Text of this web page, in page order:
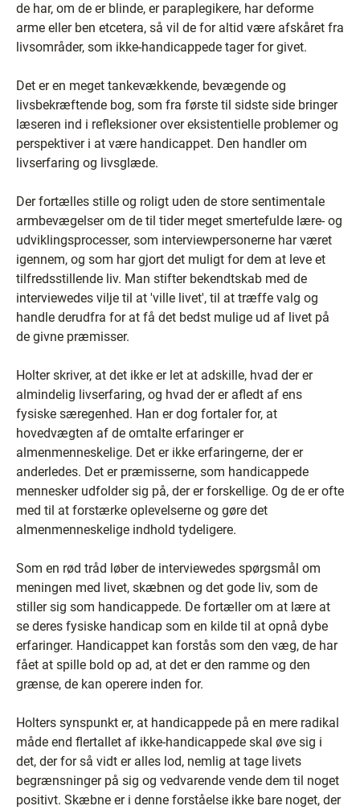
de har, om de er blinde, er paraplegikere, har deforme
arme eller ben etcetera, så vil de for altid være afskåret fra
livsområder, som ikke-handicappede tager for givet.
Det er en meget tankevækkende, bevægende og
livsbekræftende bog, som fra første til sidste side bringer
læseren ind i refleksioner over eksistentielle problemer og
perspektiver i at være handicappet. Den handler om
livserfaring og livsglæde.
Der fortælles stille og roligt uden de store sentimentale
armbevægelser om de til tider meget smertefulde lære- og
udviklingsprocesser, som interviewpersonerne har været
igennem, og som har gjort det muligt for dem at leve et
tilfredsstillende liv. Man stifter bekendtskab med de
interviewedes vilje til at 'ville livet', til at træffe valg og
handle derudfra for at få det bedst mulige ud af livet på
de givne præmisser.
Holter skriver, at det ikke er let at adskille, hvad der er
almindelig livserfaring, og hvad der er afledt af ens
fysiske særegenhed. Han er dog fortaler for, at
hovedvægten af de omtalte erfaringer er
almenmenneskelige. Det er ikke erfaringerne, der er
anderledes. Det er præmisserne, som handicappede
mennesker udfolder sig på, der er forskellige. Og de er ofte
med til at forstærke oplevelserne og gøre det
almenmenneskelige indhold tydeligere.
Som en rød tråd løber de interviewedes spørgsmål om
meningen med livet, skæbnen og det gode liv, som de
stiller sig som handicappede. De fortæller om at lære at
se deres fysiske handicap som en kilde til at opnå dybe
erfaringer. Handicappet kan forstås som den væg, de har
fået at spille bold op ad, at det er den ramme og den
grænse, de kan operere inden for.
Holters synspunkt er, at handicappede på en mere radikal
måde end flertallet af ikke-handicappede skal øve sig i
det, der for så vidt er alles lod, nemlig at tage livets
begrænsninger på sig og vedvarende vende dem til noget
positivt. Skæbne er i denne forståelse ikke bare noget, der